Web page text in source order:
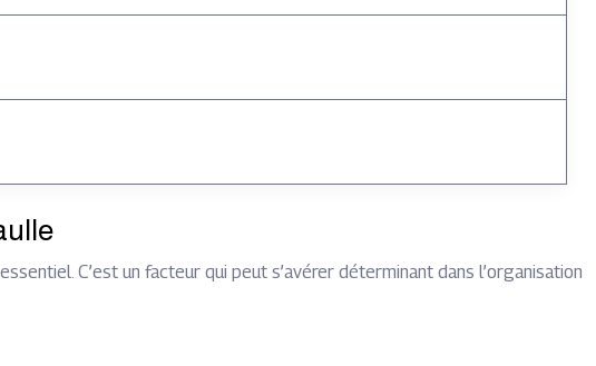
C’est un facteur qui peut s’avérer déterminant dans l’organisation